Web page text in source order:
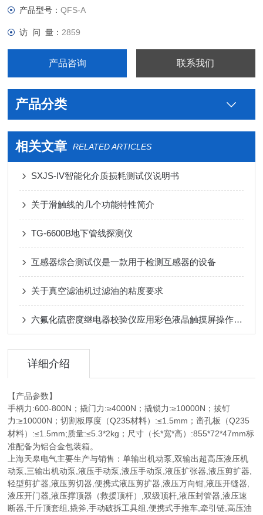
产品型号：QFS-A
访 问 量： 2859
产品咨询 联系我们
产品分类
相关文章 RELATED ARTICLES
SXJS-IV智能化介质损耗测试仪说明书
关于滑触线的几个功能特性简介
TG-6600B地下管线探测仪
互感器综合测试仪是一款用于检测互感器的设备
关于真空滤油机过滤油的粘度要求
六氟化硫密度继电器校验仪应用彩色液晶触摸屏操作显示
详细介绍
【产品参数】
手柄力:600-800N；撬门力:≥4000N；撬锁力:≥10000N；拔钉
力:≥10000N；切割板厚度（Q235材料）:≤1.5mm；凿孔板（Q235
材料）:≤1.5mm;质量:≤5.3*2kg；尺寸（长*宽*高）:855*72*47mm标
准配备为铝合金包装箱。
上海天皋电气主要生产与销售：单输出机动泵,双输出超高压液压机
动泵,三输出机动泵,液压手动泵,液压手动泵,液压扩张器,液压剪扩器,
轻型剪扩器,液压剪切器,便携式液压剪扩器,液压万向钳,液压开缝器,
液压开门器,液压撑顶器（救援顶杆）,双级顶杆,液压封管器,液压速
断器,千斤顶套组,撬斧,手动破拆工具组,便携式手推车,牵引链,高压油